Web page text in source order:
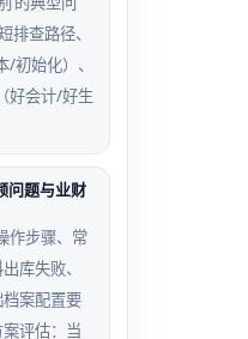
查路径、
初始化）、
好会计/好生
问题与业财
作步骤、常
库失败、
案配置要
评估：当